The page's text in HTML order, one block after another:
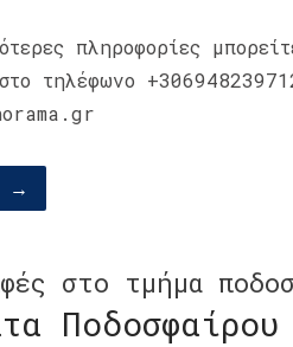
πληροφορίες
στο τηλέφωνο
→
στο τμήμα